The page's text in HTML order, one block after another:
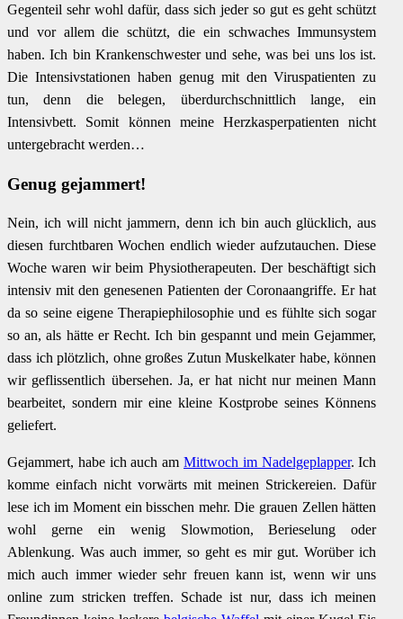
Gegenteil sehr wohl dafür, dass sich jeder so gut es geht schützt
und vor allem die schützt, die ein schwaches Immunsystem
haben. Ich bin Krankenschwester und sehe, was bei uns los ist.
Die Intensivstationen haben genug mit den Viruspatienten zu
tun, denn die belegen, überdurchschnittlich lange, ein
Intensivbett. Somit können meine Herzkasperpatienten nicht
untergebracht werden…
Genug gejammert!
Nein, ich will nicht jammern, denn ich bin auch glücklich, aus
diesen furchtbaren Wochen endlich wieder aufzutauchen. Diese
Woche waren wir beim Physiotherapeuten. Der beschäftigt sich
intensiv mit den genesenen Patienten der Coronaangriffe. Er hat
da so seine eigene Therapiephilosophie und es fühlte sich sogar
so an, als hätte er Recht. Ich bin gespannt und mein Gejammer,
dass ich plötzlich, ohne großes Zutun Muskelkater habe, können
wir geflissentlich übersehen. Ja, er hat nicht nur meinen Mann
bearbeitet, sondern mir eine kleine Kostprobe seines Könnens
geliefert.
Gejammert, habe ich auch am Mittwoch im Nadelgeplapper. Ich
komme einfach nicht vorwärts mit meinen Strickereien. Dafür
lese ich im Moment ein bisschen mehr. Die grauen Zellen hätten
wohl gerne ein wenig Slowmotion, Berieselung oder
Ablenkung. Was auch immer, so geht es mir gut. Worüber ich
mich auch immer wieder sehr freuen kann ist, wenn wir uns
online zum stricken treffen. Schade ist nur, dass ich meinen